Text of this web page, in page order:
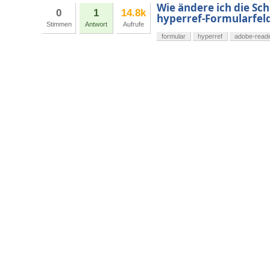
0
Stimmen
1
Antwort
14.8k
Aufrufe
Wie ändere ich die
hyperref-
formular hyperref adobe-